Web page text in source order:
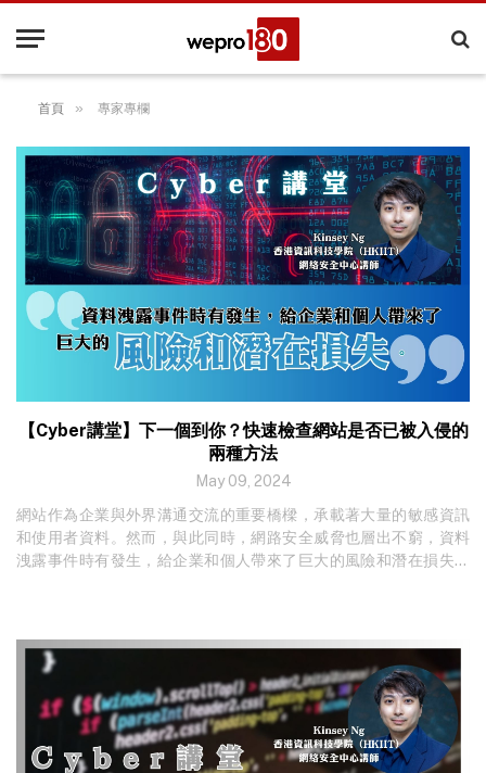
首頁 » 專家專欄
【Cyber講堂】下一個到你？快速檢查網站是否已被入侵的
兩種方法
May 09, 2024
網站作為企業與外界溝通交流的重要橋樑，承載著大量的敏感資訊
和使用者資料。然而，與此同時，網路安全威脅也層出不窮，資料
洩露事件時有發生，給企業和個人帶來了巨大的風險和潛在損失。